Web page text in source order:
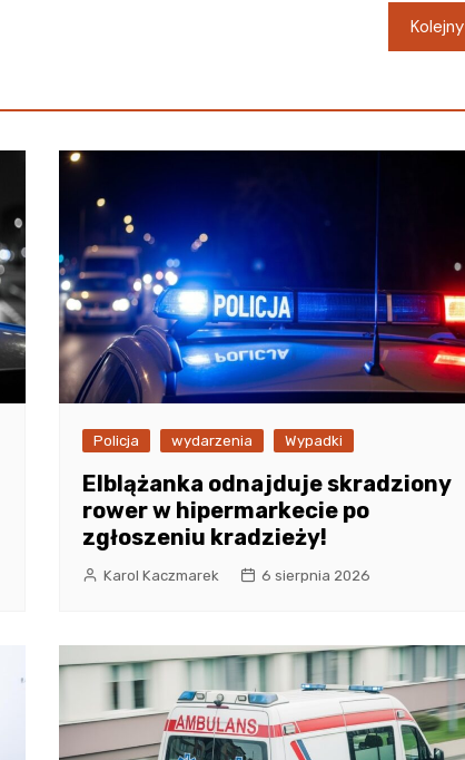
Kolejny
Policja wydarzenia Wypadki
Elblążanka odnajduje skradziony
rower w hipermarkecie po
zgłoszeniu kradzieży!
Karol Kaczmarek 6 sierpnia 2026